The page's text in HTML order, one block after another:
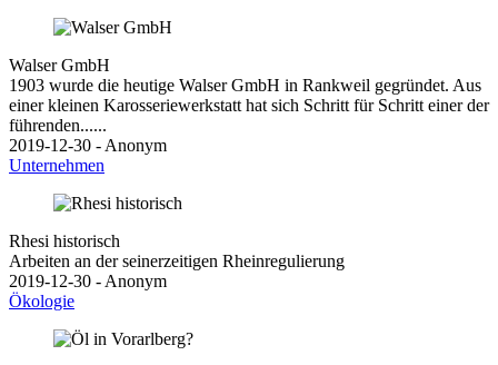
Walser GmbH
1903 wurde die heutige Walser GmbH in Rankweil gegründet. Aus
einer kleinen Karosseriewerkstatt hat sich Schritt für Schritt einer der
führenden......
2019-12-30 - Anonym
Unternehmen
Rhesi historisch
Arbeiten an der seinerzeitigen Rheinregulierung
2019-12-30 - Anonym
Ökologie